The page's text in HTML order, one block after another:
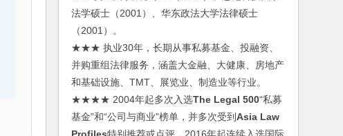
法学硕士（2001）、华东政法大学法律硕士
（2001）。
★★★ 执业30年，长期从事私募基金、投融资、
并购重组法律服务，涵盖大金融、大健康、房地产
和基础设施、TMT、展览业、制造业等行业。
★★★★ 2004年起多次入选The Legal 500“私募
基金”和“公司与商业”榜单，并多次受到Asia Law